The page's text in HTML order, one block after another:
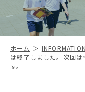
初等部
中高等部
ホーム INFORMATION
は終了しました。次回
す。